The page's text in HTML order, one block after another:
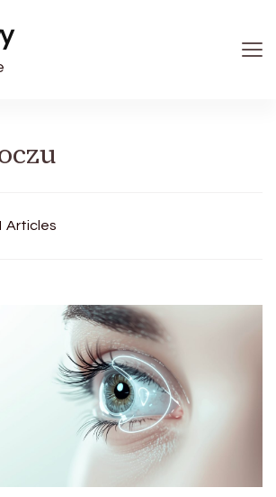
Articles